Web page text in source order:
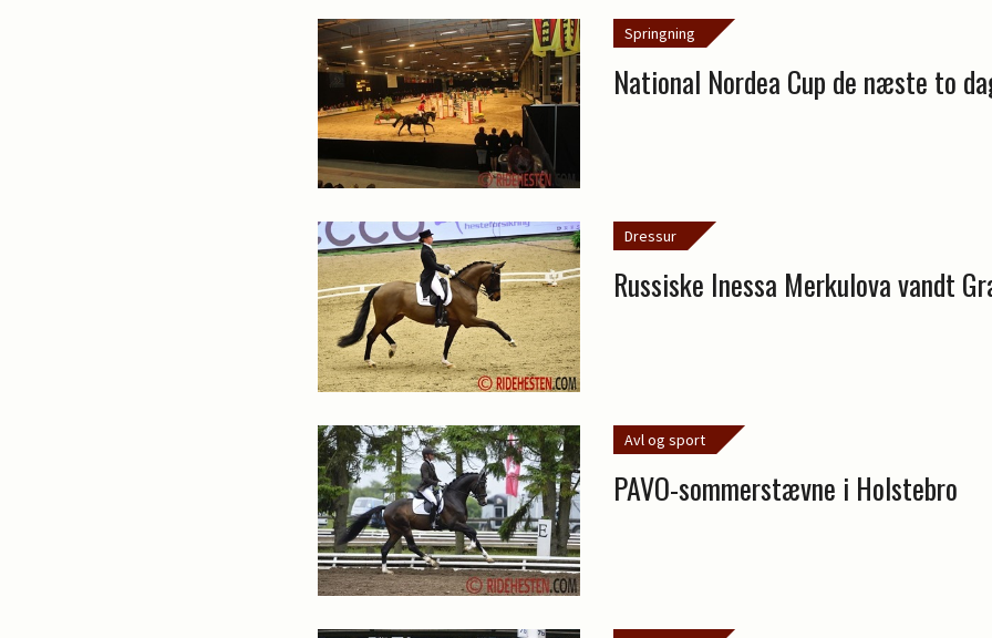
Springning
National Nordea Cup de næste to
Dressur
Russiske Inessa Merkulova vandt
Avl og sport
PAVO-sommerstævne i Holstebro